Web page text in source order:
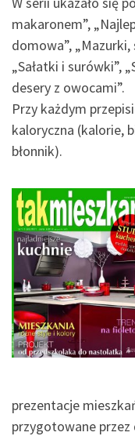
makaronem”,
domowa”,
„Sałatki i surówki”,
desery z owocami”.
Przy każdym
kaloryczna (kalorie,
błonnik).
prezentacje
przygotowane